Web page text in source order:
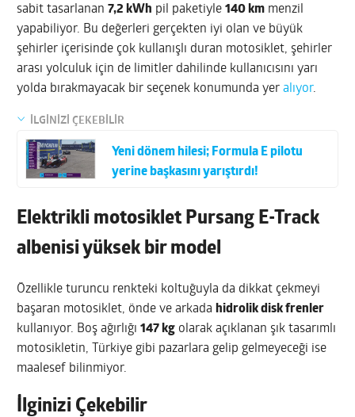
sabit tasarlanan7,2 kWh pil paketiyle140 km menzil
yapabiliyor. Bu değerleri gerçekten iyi olan ve büyük
şehirler içerisinde çok kullanışlı duran motosiklet, şehirler
arası yolculuk için de limitler dahilinde kullanıcısını yarı
yolda bırakmayacak bir seçenek konumunda yeralıyor.
İLGİNİZİ ÇEKEBİLİR
Yeni dönem hilesi; Formula E pilotu
yerine başkasını yarıştırdı!
Elektrikli motosiklet Pursang E-Track
albenisi yüksek bir model
Özellikle turuncu renkteki koltuğuyla da dikkat çekmeyi
başaran motosiklet, önde ve arkada hidrolik disk frenler
kullanıyor. Boş ağırlığı147 kg olarak açıklanan şık tasarımlı
motosikletin, Türkiye gibi pazarlara gelip gelmeyeceği ise
maalesef bilinmiyor.
İlginizi Çekebilir